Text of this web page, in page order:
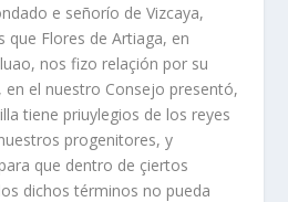
e señorío de Vizcaya,
que Flores de Artiaga, en
nos fizo relaçión por su
el nuestro Consejo presentó,
tiene priuylegios de los reyes
progenitores, y
que dentro de çiertos
dichos términos no pueda